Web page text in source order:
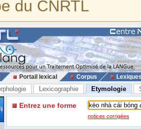
du CNRTL
Portail lexical Corpus
Lexicographie Etymologie
Entrez une forme
notices corrigées